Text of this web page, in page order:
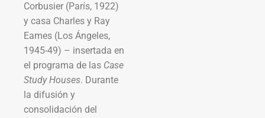
Corbusier (París, 1922)
y casa Charles y Ray
Eames (Los Ángeles,
1945-49) – insertada en
el programa de las Case
Study Houses. Durante
la difusión y
consolidación del